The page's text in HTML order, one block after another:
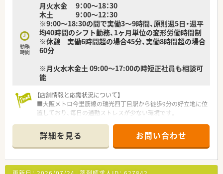
勤務
時間
月火水金 9：00～18：30
木土 9：00～12：30
※9:00～18:30の間で実働3～9時間、原則週5日・週平
均40時間のシフト勤務、1ヶ月単位の変形労働時間制
※休憩 実働6時間超の場合45分、実働8時間超の場合
60分
※月火水木金土 09:00～17:00の時短正社員も相談可
能
【店舗情報と応需状況について】
■大阪メトロ今里筋線の瑞光四丁目駅から徒歩9分の好立地に位
置しており、毎日の通勤ストレスが少ない環境です。
り、専門的なスキルを深く学ぶことができます。
■薬剤師と医療事務が各4名ずつ在籍し、施設在宅13件130名と
居宅15名の患者様を支える地域密着型の薬局です。
【募集背景と求める人物像について】
詳細を見る お問い合わせ